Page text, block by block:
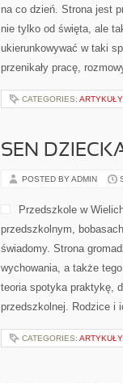
na co dzień. Strona jest
nie tylko od święta, ale
ukierunkowywać w taki
przenikały pracę,
CATEGORIES:
SEN
POSTED BY ADMIN
Przedszkole w
przedszkolnym,
świadomy. Strona
wychowania, a także
teoria spotyka praktykę,
przedszkolnej. Rodzice i
CATEGORIES: